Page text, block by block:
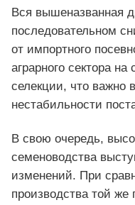
Вся вышеназванная
последовательном
от импортного
аграрного сектора
селекции, что важно
нестабильности
В свою очередь,
семеноводства
изменений. При
производства той